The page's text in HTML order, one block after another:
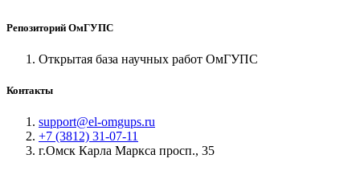
Репозиторий ОмГУПС
Открытая база научных работ ОмГУПС
Контакты
support@el-omgups.ru
+7 (3812) 31-07-11
г.Омск Карла Маркса просп., 35